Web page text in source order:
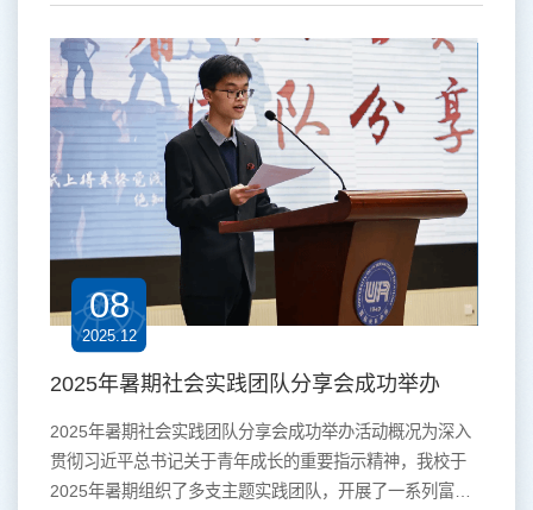
及各直属学生组织负责人出席会议。会议由团委办公室主任
许斯琪主持。 会上，各团学组织负责人依次作述职汇报，
系统回顾了本年度各项工作。汇报内容涵盖思想引领、...
08
2025.12
2025年暑期社会实践团队分享会成功举办
2025年暑期社会实践团队分享会成功举办活动概况为深入
贯彻习近平总书记关于青年成长的重要指示精神，我校于
2025年暑期组织了多支主题实践团队，开展了一系列富有